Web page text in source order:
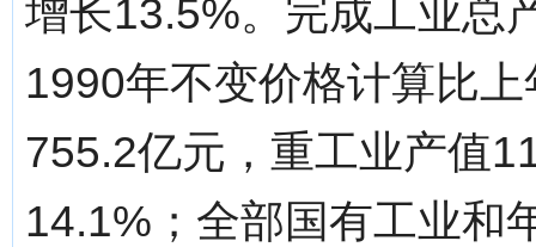
增长13.5%。完成工业总
1990年不变价格计算比
755.2亿元，重工业产值
14.1%；全部国有工业和